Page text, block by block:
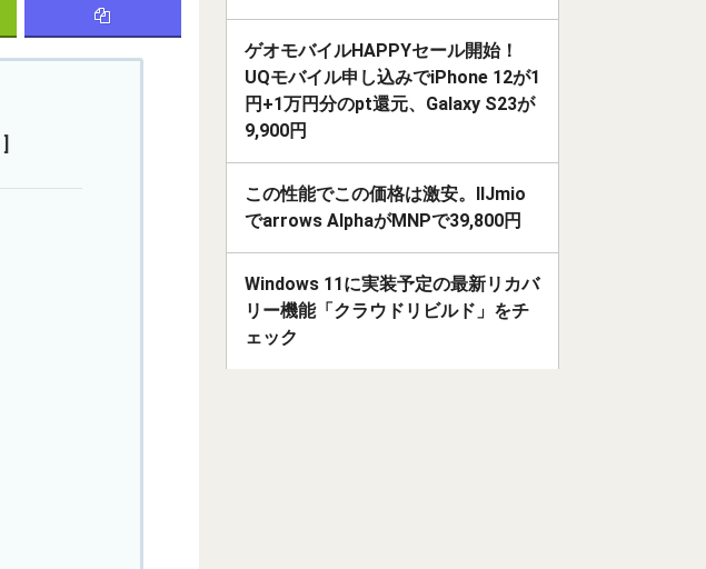
]
ゲオモバイルHAPPYセール開始！
UQモバイル申し込みでiPhone 12が1
円+1万円分のpt還元、Galaxy S23が
9,900円
この性能でこの価格は激安。IIJmio
でarrows AlphaがMNPで39,800円
Windows 11に実装予定の最新リカバ
リー機能「クラウドリビルド」をチ
ェック